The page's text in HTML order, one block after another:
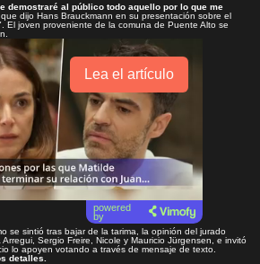
demostraré al público todo aquello por lo que me
dijo Hans Brauckmann en su presentación sobre el
El joven proveniente de la comuna de Puente Alto se
Lea el artículo
powered
by
se sintió tras bajar de la tarima, la opinión del jurado
Sergio Freire, Nicole y Mauricio Jürgensen, e invitó
lo apoyen votando a través de mensaje de texto.
detalles.